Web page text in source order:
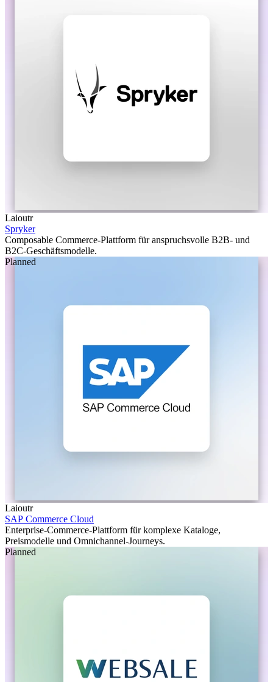
Laioutr
Spryker
Composable Commerce-Plattform für anspruchsvolle B2B- und
B2C-Geschäftsmodelle.
Planned
Laioutr
SAP Commerce Cloud
Enterprise-Commerce-Plattform für komplexe Kataloge,
Preismodelle und Omnichannel-Journeys.
Planned